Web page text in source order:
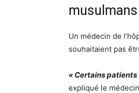
musulmans
Un médecin de
souhaitaient pas
« Certains
expliqué le